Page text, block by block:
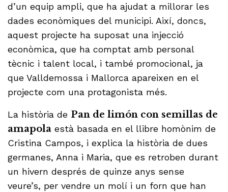
d’un equip ampli, que ha ajudat a millorar les
dades econòmiques del municipi. Així, doncs,
aquest projecte ha suposat una injecció
econòmica, que ha comptat amb personal
tècnic i talent local, i també promocional, ja
que Valldemossa i Mallorca apareixen en el
projecte com una protagonista més.
La història de Pan de limón con semillas de
amapola està basada en el llibre homònim de
Cristina Campos, i explica la història de dues
germanes, Anna i Maria, que es retroben durant
un hivern després de quinze anys sense
veure’s, per vendre un molí i un forn que han